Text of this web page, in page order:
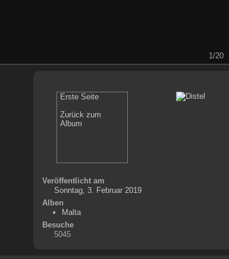
1/20
Erste Seite
Zurück zum
Album
Veröffentlicht am
Sonntag, 3. Februar 2019
Alben
Malta
Besuche
5045